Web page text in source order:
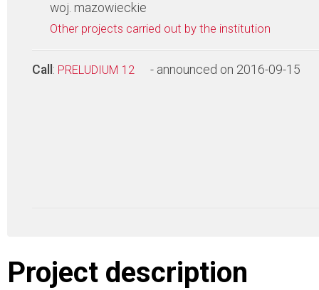
woj. mazowieckie
Other projects carried out by the institution
Call : PRELUDIUM 12 - announced on 2016-09-15
Project description